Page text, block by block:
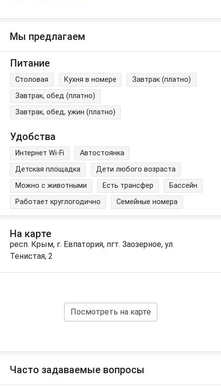
Мы предлагаем
Питание
Столовая Кухня в номере
Завтрак (платно)
Завтрак, обед (платно)
Завтрак, обед, ужин (платно)
Удобства
Интернет Wi-Fi
Автостоянка
Детская площадка
Дети любого возраста
Можно с животными
Есть трансфер
Бассейн
Работает круглогодично
Семейные номера
На карте
респ. Крым, г. Евпатория, пгт. Заозерное, ул.
Тенистая, 2
Посмотреть на карте
Часто задаваемые вопросы